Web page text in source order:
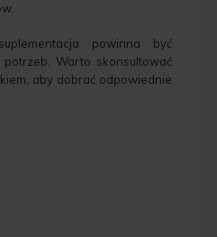
powinna być
Warto skonsultować
aby dobrać odpowiednie